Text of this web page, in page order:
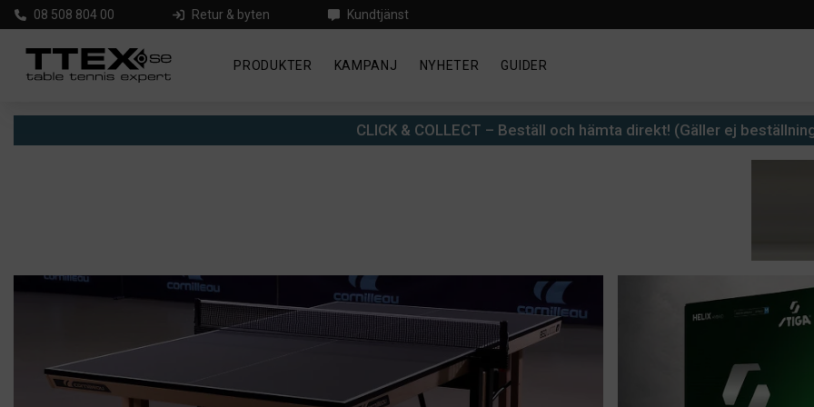
08 508 804 00 Retur & byten Kundtjänst
PRODUKTER KAMPANJ NYHETER GUIDER
CLICK & COLLECT – Beställ och hämta direkt! (Gäller ej